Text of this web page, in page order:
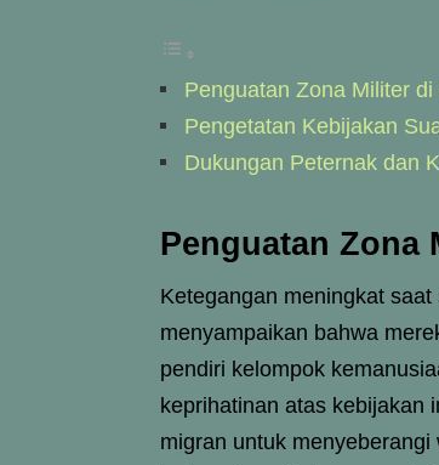
Penguatan Zona Militer
Pengetatan Kebijakan
Dukungan Peternak dan
Penguatan Zona
Ketegangan meningkat
menyampaikan bahwa
pendiri kelompok
keprihatinan atas kebijakan
migran untuk